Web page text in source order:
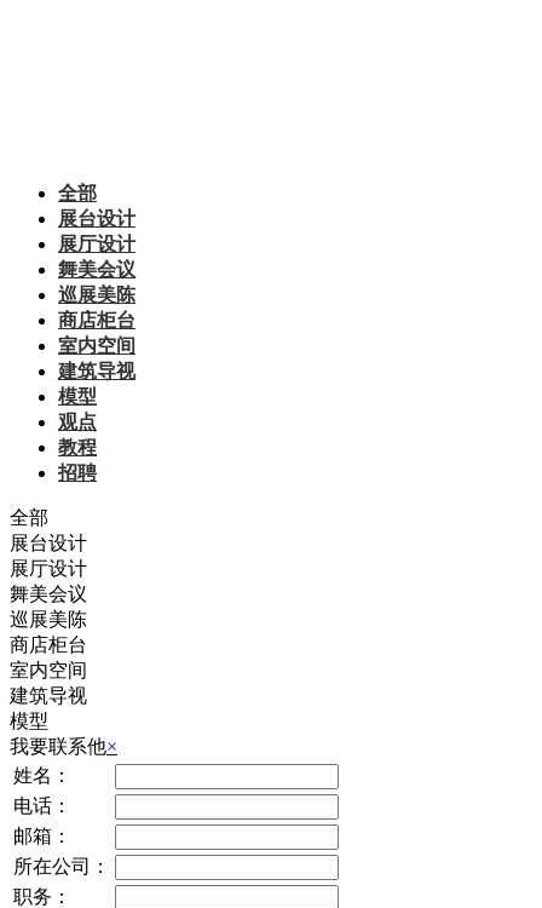
全部
展台设计
展厅设计
舞美会议
巡展美陈
商店柜台
室内空间
建筑导视
模型
观点
教程
招聘
全部
展台设计
展厅设计
舞美会议
巡展美陈
商店柜台
室内空间
建筑导视
模型
我要联系他×
姓名：
电话：
邮箱：
所在公司：
职务：